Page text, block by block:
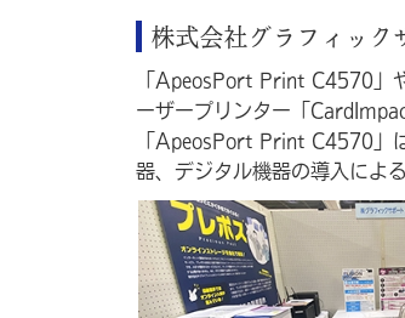
株式会社グラフィック
「ApeosPort Print C4570」
ーザープリンター「
「ApeosPort Print C4570」
器、デジタル機器の導入によ